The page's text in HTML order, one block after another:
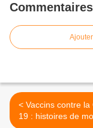
Commentaires
< Vaccins contre la COVID-
19 : histoires de